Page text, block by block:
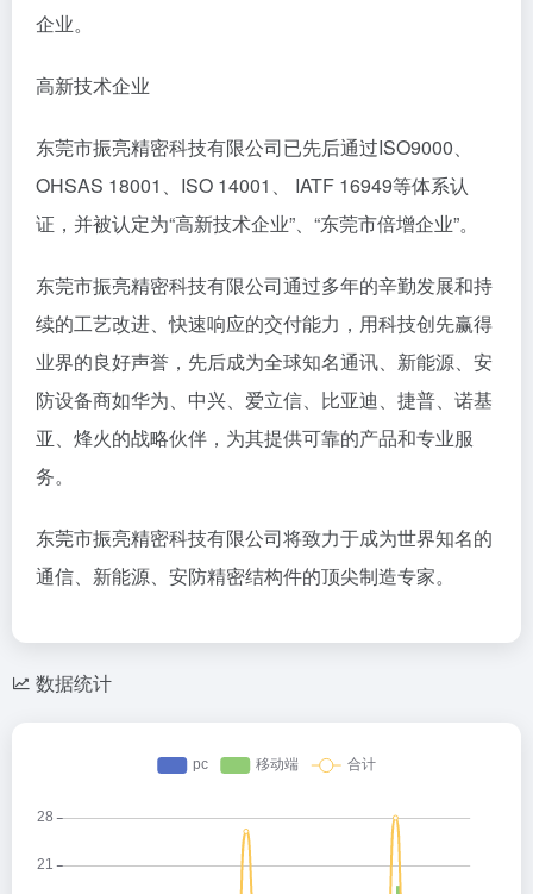
企业。
高新技术企业
东莞市振亮精密科技有限公司已先后通过ISO9000、
OHSAS 18001、ISO 14001、 IATF 16949等体系认
证，并被认定为“高新技术企业”、“东莞市倍增企业”。
东莞市振亮精密科技有限公司通过多年的辛勤发展和持
续的工艺改进、快速响应的交付能力，用科技创先赢得
业界的良好声誉，先后成为全球知名通讯、新能源、安
防设备商如华为、中兴、爱立信、比亚迪、捷普、诺基
亚、烽火的战略伙伴，为其提供可靠的产品和专业服
务。
东莞市振亮精密科技有限公司将致力于成为世界知名的
通信、新能源、安防精密结构件的顶尖制造专家。
数据统计